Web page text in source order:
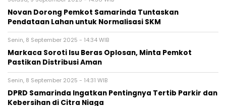
Novan Dorong Pemkot Samarinda Tuntaskan
Pendataan Lahan untuk Normalisasi SKM
Senin, 8 September 2025 - 14:34 WIB
Markaca Soroti Isu Beras Oplosan, Minta Pemkot
Pastikan Distribusi Aman
Senin, 8 September 2025 - 14:31 WIB
DPRD Samarinda Ingatkan Pentingnya Tertib Parkir dan
Kebersihan di Citra Niaga